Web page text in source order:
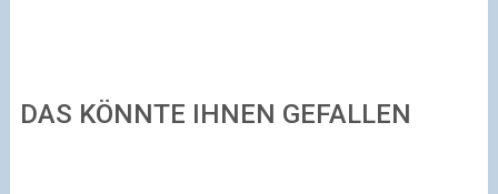
DAS KÖNNTE IHNEN GEFALLEN